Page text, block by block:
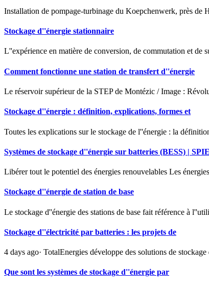
Installation de pompage-turbinage du Koepchenwerk, près de
Stockage d''énergie stationnaire
L''expérience en matière de conversion, de commutation et
Comment fonctionne une station de transfert d''énergie
Le réservoir supérieur de la STEP de Montézic / Image :
Stockage d''énergie : définition, explications, formes et
Toutes les explications sur le stockage de l''énergie : la
Systèmes de stockage d''énergie sur batteries (BESS) | SPIE
Libérer tout le potentiel des énergies renouvelables Les
Stockage d''énergie de station de base
Le stockage d''énergie des stations de base fait référence à
Stockage d''électricité par batteries : les projets de
4 days ago· TotalEnergies développe des solutions de
Que sont les systèmes de stockage d''énergie par